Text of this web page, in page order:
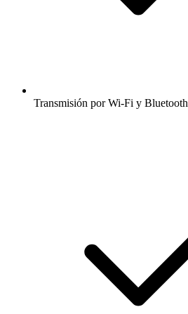
Transmisión por Wi-Fi y Bluetooth